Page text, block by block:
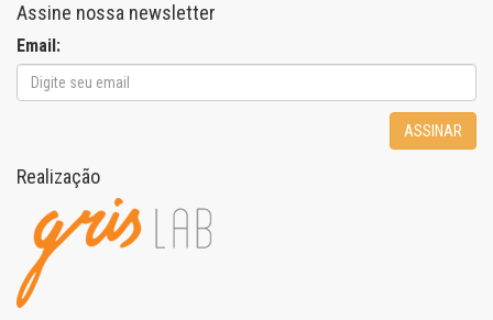
Assine nossa newsletter
Email:
ASSINAR
Realização